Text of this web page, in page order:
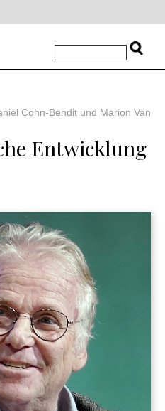
Cohn-Bendit und Marion Van
Entwicklung